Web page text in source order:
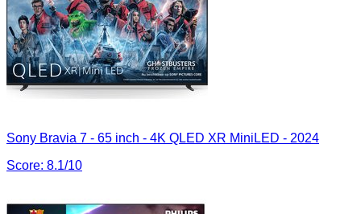
Sony Bravia 7 - 65 inch - 4K QLED XR MiniLED - 2024
Score: 8.1/10